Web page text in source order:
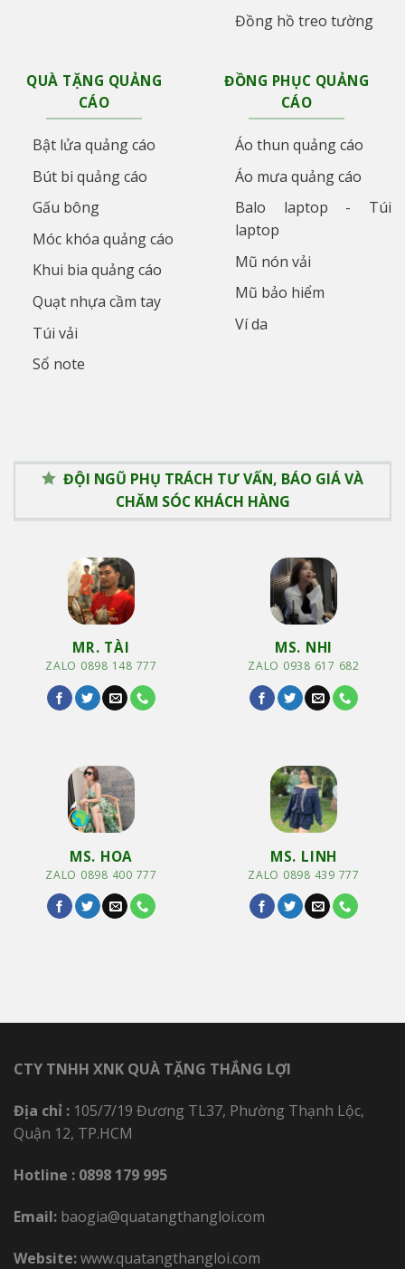
Đồng hồ treo tường
QUÀ TẶNG QUẢNG
CÁO
Bật lửa quảng cáo
Bút bi quảng cáo
Gấu bông
Móc khóa quảng cáo
Khui bia quảng cáo
Quạt nhựa cầm tay
Túi vải
Sổ note
ĐỒNG PHỤC QUẢNG
CÁO
Áo thun quảng cáo
Áo mưa quảng cáo
Balo laptop - Túi
laptop
Mũ nón vải
Mũ bảo hiểm
Ví da
ĐỘI NGŨ PHỤ TRÁCH TƯ VẤN, BÁO GIÁ VÀ
CHĂM SÓC KHÁCH HÀNG
MR. TÀI
ZALO 0898 148 777
MS. NHI
ZALO 0938 617 682
MS. HOA
ZALO 0898 400 777
MS. LINH
ZALO 0898 439 777
CTY TNHH XNK QUÀ TẶNG THẮNG LỢI
Địa chỉ : 105/7/19 Đương TL37, Phường Thạnh Lộc,
Quận 12, TP.HCM
Hotline : 0898 179 995
Email: baogia@quatangthangloi.com
Website:www.quatangthangloi.com